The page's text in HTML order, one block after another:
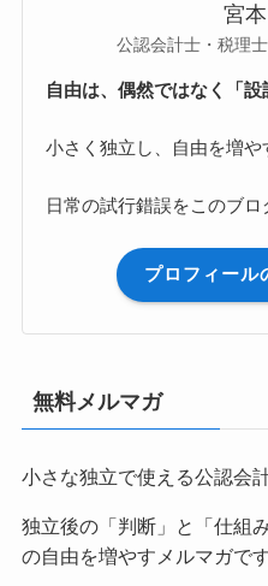
宮
公認会計士・税理
自由は、偶然ではなく「設
小さく独立し、自由を増や
日常の試行錯誤をこのブロ
プロフィール
無料メルマガ
小さな独立で使える公認会
独立後の「判断」と「仕組
の自由を増やすメルマガです